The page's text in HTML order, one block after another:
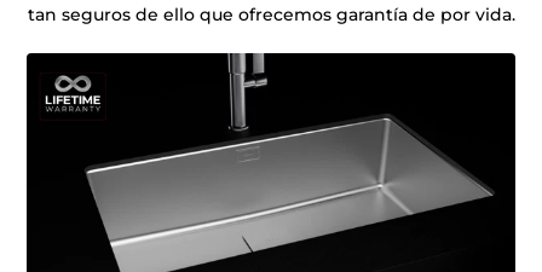
tan seguros de ello que ofrecemos garantía de por vida.